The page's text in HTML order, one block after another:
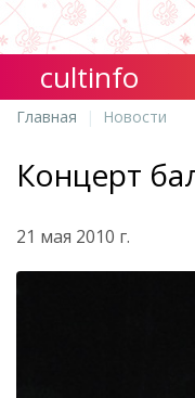
cultinfo
Главная Новости
Концерт
21 мая 2010 г.